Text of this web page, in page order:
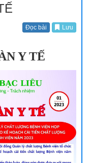
Đọc bài Lưu
Y TẾ